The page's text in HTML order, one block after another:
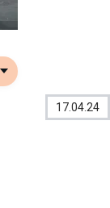
17.04.24